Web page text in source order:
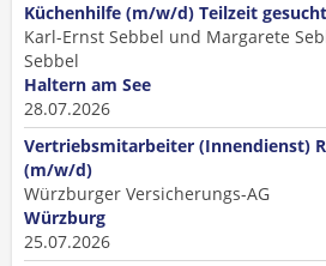
Küchenhilfe (m/w/d) Teilzeit
Karl-Ernst Sebbel und Margarete
Sebbel
Haltern am See
28.07.2026
Vertriebsmitarbeiter (Innendienst)
(m/w/d)
Würzburger Versicherungs-AG
Würzburg
25.07.2026